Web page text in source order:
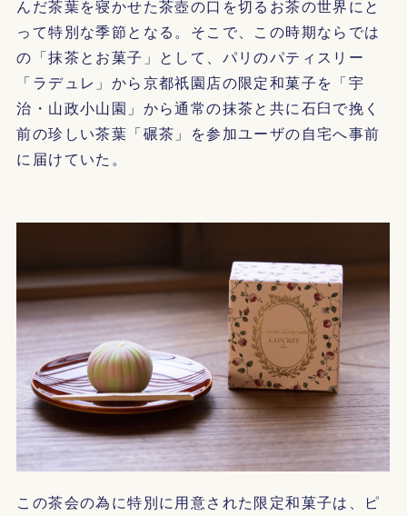
んだ茶葉を寝かせた茶壺の口を切るお茶の世界にと
って特別な季節となる。そこで、この時期ならでは
の「抹茶とお菓子」として、パリのパティスリー
「ラデュレ」から京都祇園店の限定和菓子を「宇
治・山政小山園」から通常の抹茶と共に石臼で挽く
前の珍しい茶葉「碾茶」を参加ユーザの自宅へ事前
に届けていた。
この茶会の為に特別に用意された限定和菓子は、ピ